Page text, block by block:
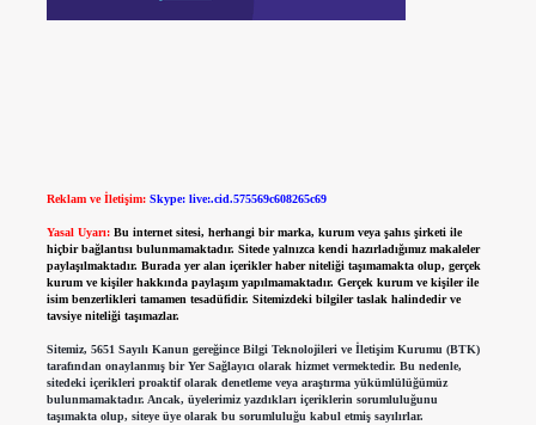
Reklam ve İletişim: Skype: live:.cid.575569c608265c69
Yasal Uyarı: Bu internet sitesi, herhangi bir marka, kurum veya şahıs şirketi ile
hiçbir bağlantısı bulunmamaktadır. Sitede yalnızca kendi hazırladığımız makaleler
paylaşılmaktadır. Burada yer alan içerikler haber niteliği taşımamakta olup, gerçek
kurum ve kişiler hakkında paylaşım yapılmamaktadır. Gerçek kurum ve kişiler ile
isim benzerlikleri tamamen tesadüfidir. Sitemizdeki bilgiler taslak halindedir ve
tavsiye niteliği taşımazlar.
Sitemiz, 5651 Sayılı Kanun gereğince Bilgi Teknolojileri ve İletişim Kurumu (BTK)
tarafından onaylanmış bir Yer Sağlayıcı olarak hizmet vermektedir. Bu nedenle,
sitedeki içerikleri proaktif olarak denetleme veya araştırma yükümlülüğümüz
bulunmamaktadır. Ancak, üyelerimiz yazdıkları içeriklerin sorumluluğunu
taşımakta olup, siteye üye olarak bu sorumluluğu kabul etmiş sayılırlar.